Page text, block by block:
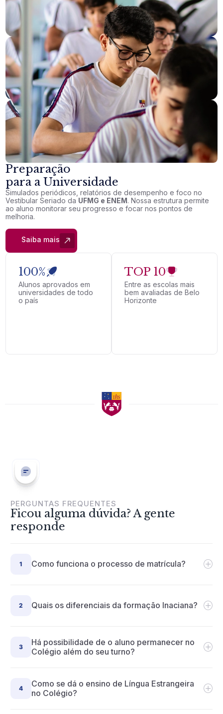
Preparação
para a Universidade
Simulados periódicos, relatórios de desempenho e foco no
Vestibular Seriado da UFMG e ENEM. Nossa estrutura permite
ao aluno monitorar seu progresso e focar nos pontos de
melhoria.
Saiba mais
100%
Alunos aprovados em
universidades de todo
o país
TOP 10
Entre as escolas mais
bem avaliadas de Belo
Horizonte
PERGUNTAS FREQUENTES
Ficou alguma dúvida? A gente
responde
1 Como funciona o processo de matrícula? +
2 Quais os diferenciais da formação Inaciana? +
3
Há possibilidade de o aluno permanecer no
Colégio além do seu turno?
+
4
Como se dá o ensino de Língua Estrangeira
no Colégio?
+